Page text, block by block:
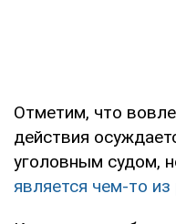
Отметим, что
действия
уголовным судом,
является чем-то